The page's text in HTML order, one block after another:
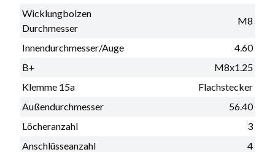
Wicklungbolzen
Durchmesser
M8
Innendurchmesser/Auge
4.60
B+
M8x1.25
Klemme 15a
Flachstecker
Außendurchmesser
56.40
Löcheranzahl
3
Anschlüsseanzahl
4